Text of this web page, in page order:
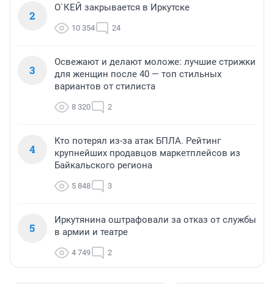
2
О`КЕЙ закрывается в Иркутске
10 354 24
3
Освежают и делают моложе: лучшие стрижки
для женщин после 40 — топ стильных
вариантов от стилиста
8 320 2
4
Кто потерял из-за атак БПЛА. Рейтинг
крупнейших продавцов маркетплейсов из
Байкальского региона
5 848 3
5
Иркутянина оштрафовали за отказ от службы
в армии и театре
4 749 2